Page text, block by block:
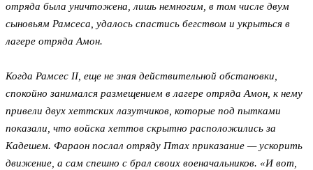
отряда была уничтожена, лишь немногим, в том числе двум
сыновьям Рамсеса, удалось спастись бегством и укрыться в
лагере отряда Амон.
Когда Рамсес II, еще не зная действительной обстановки,
спокойно занимался размещением в лагере отряда Амон, к нему
привели двух хеттских лазутчиков, которые под пытками
показали, что войска хеттов скрытно расположились за
Кадешем. Фараон послал отряду Птах приказание — ускорить
движение, а сам спешно с брал своих военачальников. «И вот,